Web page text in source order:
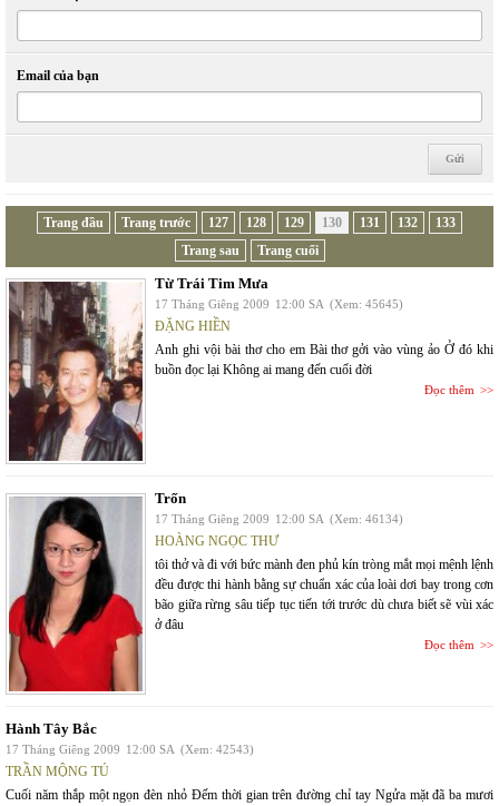
Email của bạn
Trang đầu Trang trước 127 128 129 130 131 132
133
Trang sau
Trang cuối
Từ Trái Tim Mưa
17 Tháng Giêng 2009 12:00 SA (Xem: 45645)
ĐẶNG HIỀN
Anh ghi vội bài thơ cho em Bài thơ gởi vào vùng ảo Ở đó khi
buồn đọc lại Không ai mang đến cuối đời
Đọc thêm
Trốn
17 Tháng Giêng 2009 12:00 SA (Xem: 46134)
HOÀNG NGỌC THƯ
tôi thở và đi với bức mành đen phủ kín tròng mắt mọi mệnh lệnh
đều được thi hành bằng sự chuẩn xác của loài dơi bay trong cơn
bão giữa rừng sâu tiếp tục tiến tới trước dù chưa biết sẽ vùi xác
ở đâu
Đọc thêm
Hành Tây Bắc
17 Tháng Giêng 2009 12:00 SA (Xem: 42543)
TRẦN MỘNG TÚ
Cuối năm thắp một ngọn đèn nhỏ Đếm thời gian trên đường chỉ tay Ngửa mặt đã ba mươi